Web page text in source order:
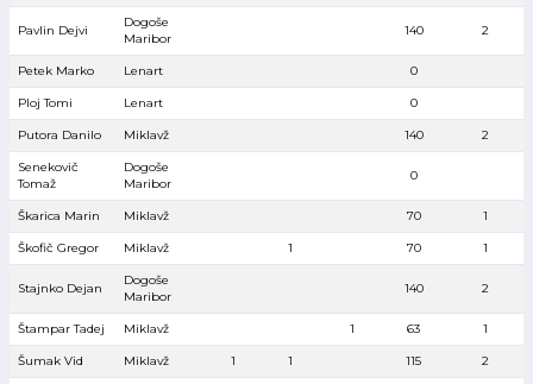
Pavlin Dejvi
Dogoše
Maribor
140 2
Petek Marko Lenart 0
Ploj Tomi Lenart 0
Putora Danilo Miklavž 140 2
Senekovič
Tomaž
Dogoše
Maribor
0
Škarica Marin Miklavž 70 1
Škofič Gregor Miklavž 1 70 1
Stajnko Dejan
Dogoše
Maribor
140 2
Štampar Tadej Miklavž 1 63 1
Šumak Vid Miklavž 1 1 115 2